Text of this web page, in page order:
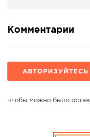
Комментарии
АВТОРИЗУЙТЕСЬ
чтобы можно было